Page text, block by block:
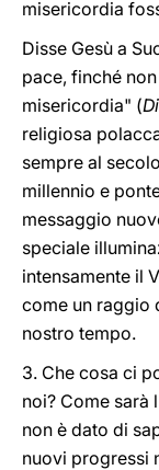
misericordia
Disse Gesù a
pace, finché
misericordia" (
religiosa
sempre al
millennio e
messaggio
speciale
intensamente il
come un raggio
nostro tempo.
3. Che cosa ci
noi? Come sarà
non è dato di
nuovi progressi